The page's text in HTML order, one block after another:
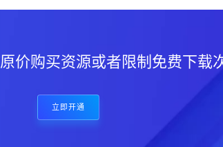
价购买资源或者限制免费下载
立即开通